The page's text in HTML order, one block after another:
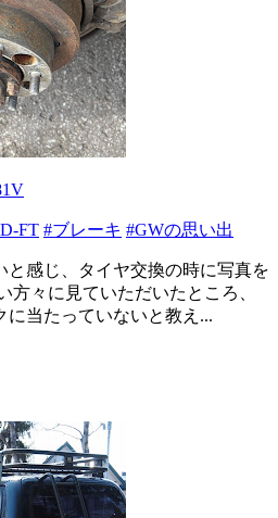
FT #ブレーキ #GWの思い出
と感じ、タイヤ交換の時に写真を
方々に見ていただいたところ、
当たっていないと教え...